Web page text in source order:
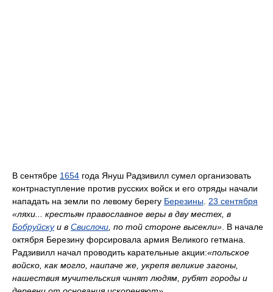
В сентябре 1654 года Януш Радзивилл сумел организовать
контрнаступление против русских войск и его отряды начали
нападать на земли по левому берегу Березины
23 сентября
«ляхи... крестьян православное веры в дву местех, в
Бобруйскуи в Свислочи , по той стороне высекли» . В начале
октября Березину форсировала армия Великого гетмана.
Радзивилл начал проводить карательные акции:«польское
войско, как могло, наипаче же, укрепя великие загоны,
нашествия мучительския чинят людям, рубят городы и